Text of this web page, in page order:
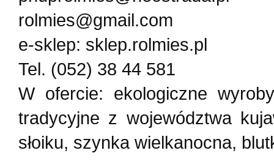
rolmies@gmail.com
e-sklep: sklep.rolmies.pl
Tel. (052) 38 44 581
W ofercie: ekologiczne
tradycyjne z województwa
słoiku, szynka wielkanocna,